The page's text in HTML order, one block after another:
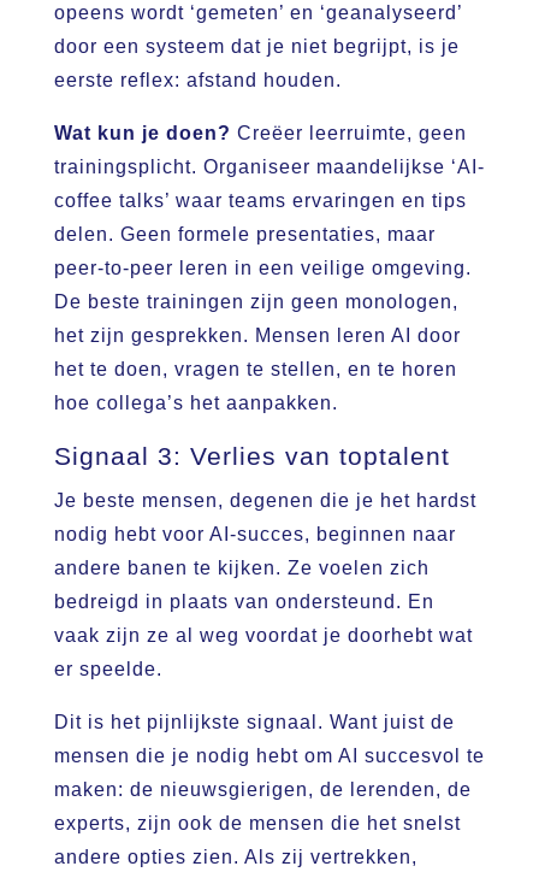
opeens wordt ‘gemeten’ en ‘geanalyseerd’
door een systeem dat je niet begrijpt, is je
eerste reflex: afstand houden.
Wat kun je doen? Creëer leerruimte, geen
trainingsplicht. Organiseer maandelijkse ‘AI-
coffee talks’ waar teams ervaringen en tips
delen. Geen formele presentaties, maar
peer-to-peer leren in een veilige omgeving.
De beste trainingen zijn geen monologen,
het zijn gesprekken. Mensen leren AI door
het te doen, vragen te stellen, en te horen
hoe collega’s het aanpakken.
Signaal 3: Verlies van toptalent
Je beste mensen, degenen die je het hardst
nodig hebt voor AI-succes, beginnen naar
andere banen te kijken. Ze voelen zich
bedreigd in plaats van ondersteund. En
vaak zijn ze al weg voordat je doorhebt wat
er speelde.
Dit is het pijnlijkste signaal. Want juist de
mensen die je nodig hebt om AI succesvol te
maken: de nieuwsgierigen, de lerenden, de
experts, zijn ook de mensen die het snelst
andere opties zien. Als zij vertrekken,